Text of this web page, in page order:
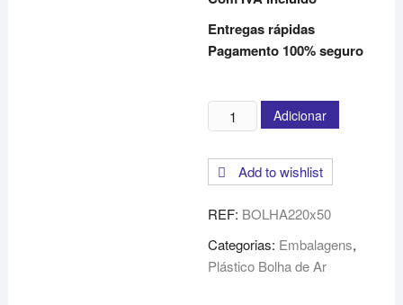
Entregas rápidas
Pagamento 100% seguro
Quantidade
de
Plástico
de
Ar
50x220MT
Adicionar
Add to wishlist
REF: BOLHA220x50
Categorias: Embalagens,
Plástico Bolha de Ar